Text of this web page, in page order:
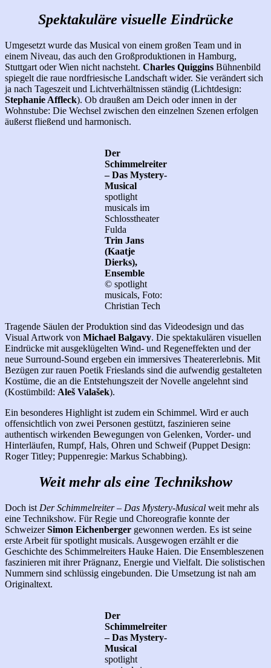
Spektakuläre visuelle Eindrücke
Umgesetzt wurde das Musical von einem großen Team und in
einem Niveau, das auch den Großproduktionen in Hamburg,
Stuttgart oder Wien nicht nachsteht. Charles Quiggins Bühnenbild
spiegelt die raue nordfriesische Landschaft wider. Sie verändert sich
ja nach Tageszeit und Lichtverhältnissen ständig (Lichtdesign:
Stephanie Affleck). Ob draußen am Deich oder innen in der
Wohnstube: Die Wechsel zwischen den einzelnen Szenen erfolgen
äußerst fließend und harmonisch.
Der
Schimmelreiter
– Das Mystery-
Musical
spotlight
musicals im
Schlosstheater
Fulda
Trin Jans
(Kaatje
Dierks),
Ensemble
© spotlight
musicals, Foto:
Christian Tech
Tragende Säulen der Produktion sind das Videodesign und das
Visual Artwork von Michael Balgavy. Die spektakulären visuellen
Eindrücke mit ausgeklügelten Wind- und Regeneffekten und der
neue Surround-Sound ergeben ein immersives Theatererlebnis. Mit
Bezügen zur rauen Poetik Frieslands sind die aufwendig gestalteten
Kostüme, die an die Entstehungszeit der Novelle angelehnt sind
(Kostümbild: Aleš Valašek).
Ein besonderes Highlight ist zudem ein Schimmel. Wird er auch
offensichtlich von zwei Personen gestützt, faszinieren seine
authentisch wirkenden Bewegungen von Gelenken, Vorder- und
Hinterläufen, Rumpf, Hals, Ohren und Schweif (Puppet Design:
Roger Titley; Puppenregie: Markus Schabbing).
Weit mehr als eine Technikshow
Doch ist Der Schimmelreiter – Das Mystery-Musical weit mehr als
eine Technikshow. Für Regie und Choreografie konnte der
SchweizerSimon Eichenberger gewonnen werden. Es ist seine
erste Arbeit für spotlight musicals. Ausgewogen erzählt er die
Geschichte des Schimmelreiters Hauke Haien. Die Ensembleszenen
faszinieren mit ihrer Prägnanz, Energie und Vielfalt. Die solistischen
Nummern sind schlüssig eingebunden. Die Umsetzung ist nah am
Originaltext.
Der
Schimmelreiter
– Das Mystery-
Musical
spotlight